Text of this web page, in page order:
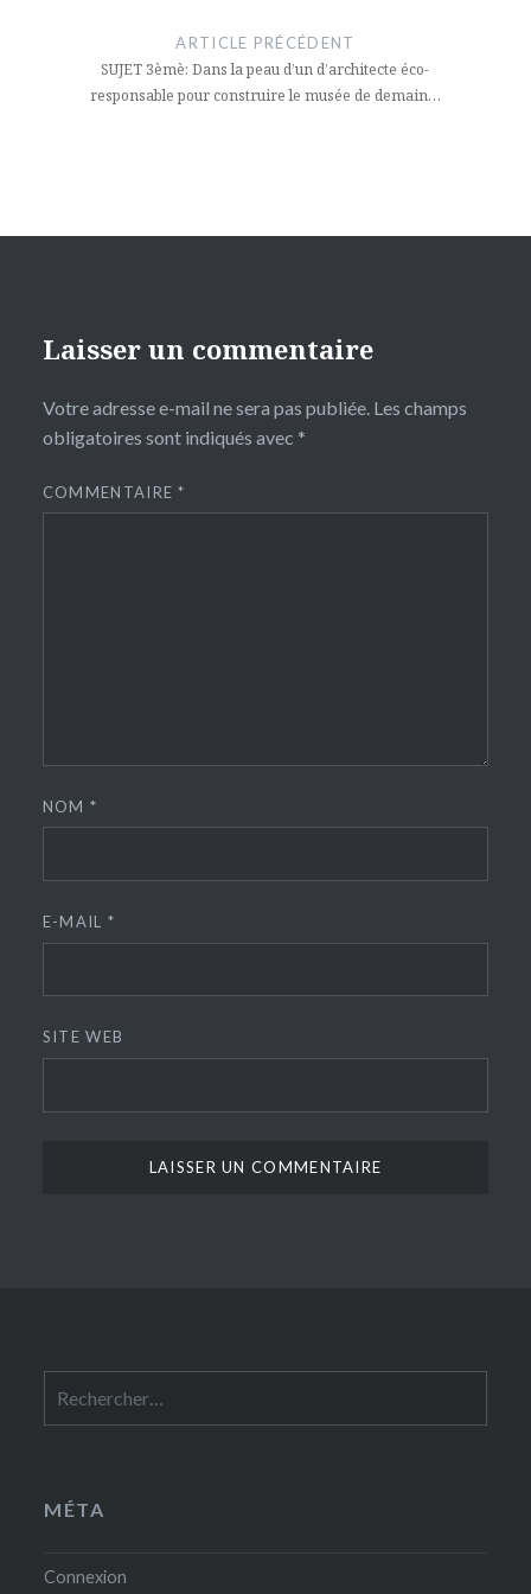
l’article
ARTICLE PRÉCÉDENT
SUJET 3èmè: Dans la peau d’un d’architecte éco-
responsable pour construire le musée de demain…
Laisser un commentaire
Votre adresse e-mail ne sera pas publiée. Les champs
obligatoires sont indiqués avec *
COMMENTAIRE*
NOM*
E-MAIL *
SITE WEB
MÉTA
Connexion